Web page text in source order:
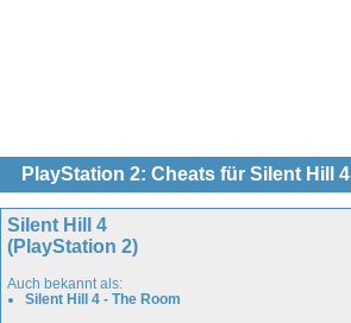
PlayStation 2: Cheats für Silent Hill 4
Silent Hill 4
(PlayStation 2)
Auch bekannt als:
Silent Hill 4 - The Room